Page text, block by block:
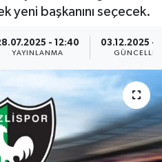
yeni başkanını seçecek.
- 12:40
YAYINLANMA
03.12.2025 -